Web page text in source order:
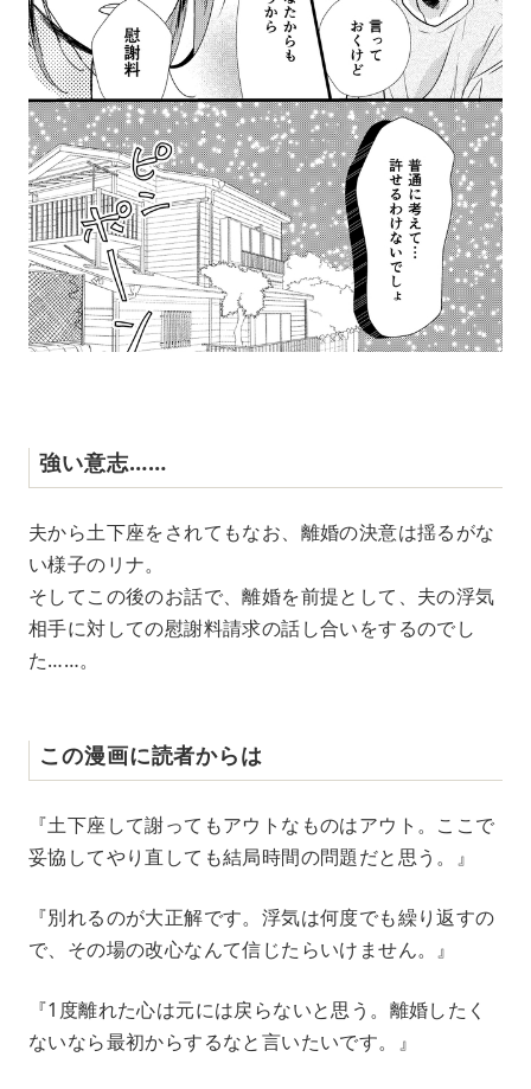
強い意志……
夫から土下座をされてもなお、離婚の決意は揺るがな
い様子のリナ。
そしてこの後のお話で、離婚を前提として、夫の浮気
相手に対しての慰謝料請求の話し合いをするのでし
た……。
この漫画に読者からは
『土下座して謝ってもアウトなものはアウト。ここで
妥協してやり直しても結局時間の問題だと思う。』
『別れるのが大正解です。浮気は何度でも繰り返すの
で、その場の改心なんて信じたらいけません。』
『1度離れた心は元には戻らないと思う。離婚したく
ないなら最初からするなと言いたいです。』